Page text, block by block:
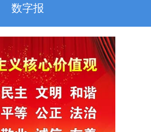
数字报